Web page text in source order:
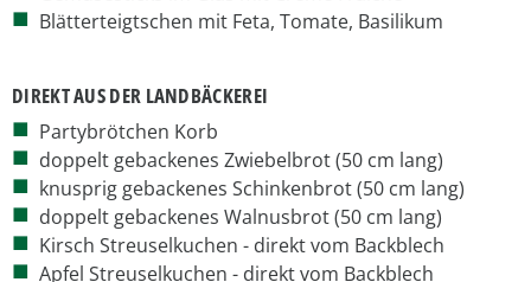
Blätterteigtschen mit Feta, Tomate, Basilikum
DIREKT AUS DER LANDBÄCKEREI
Partybrötchen Korb
doppelt gebackenes Zwiebelbrot (50 cm lang)
knusprig gebackenes Schinkenbrot (50 cm lang)
doppelt gebackenes Walnusbrot (50 cm lang)
Kirsch Streuselkuchen - direkt vom Backblech
Apfel Streuselkuchen - direkt vom Backblech